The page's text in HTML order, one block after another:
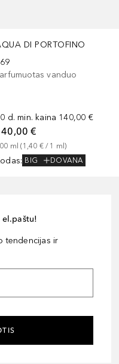
DI PORTOFINO
vanduo
d. min. kaina 140,00 €
€
ml (1,40 € / 1 ml)
: BIG DOVANA
el.paštu!
tendencijas ir